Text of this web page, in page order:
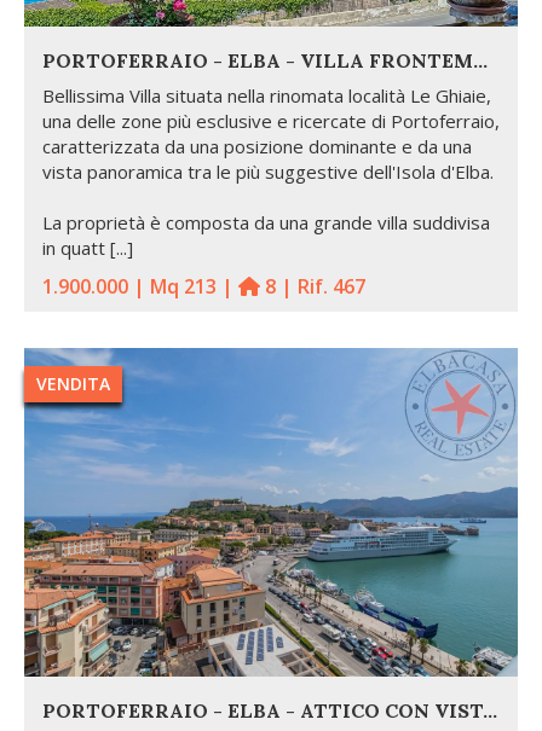
PORTOFERRAIO - ELBA - VILLA FRONTEMARE
Bellissima Villa situata nella rinomata località Le Ghiaie,
una delle zone più esclusive e ricercate di Portoferraio,
caratterizzata da una posizione dominante e da una
vista panoramica tra le più suggestive dell'Isola d'Elba.
La proprietà è composta da una grande villa suddivisa
in quatt [...]
1.900.000 | Mq 213 | 8 | Rif. 467
VENDITA
PORTOFERRAIO - ELBA - ATTICO CON VISTA A 360 GRADI